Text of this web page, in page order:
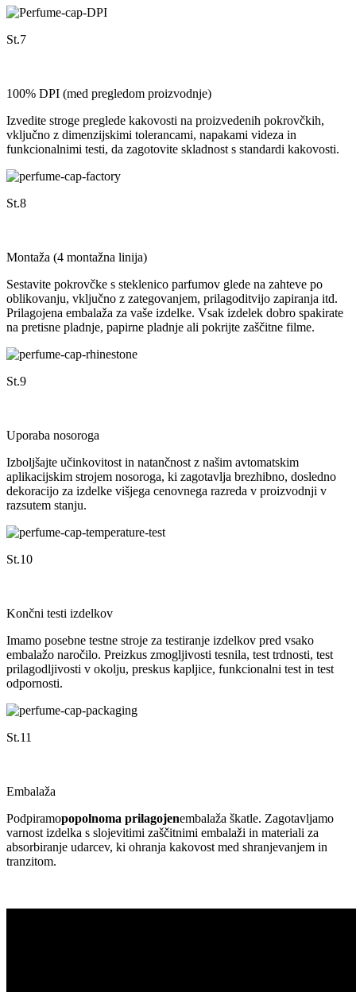
St.7
100% DPI (med pregledom proizvodnje)
Izvedite stroge preglede kakovosti na proizvedenih pokrovčkih,
vključno z dimenzijskimi tolerancami, napakami videza in
funkcionalnimi testi, da zagotovite skladnost s standardi kakovosti.
St.8
Montaža (4 montažna linija)
Sestavite pokrovčke s steklenico parfumov glede na zahteve po
oblikovanju, vključno z zategovanjem, prilagoditvijo zapiranja itd.
Prilagojena embalaža za vaše izdelke. Vsak izdelek dobro spakirate
na pretisne pladnje, papirne pladnje ali pokrijte zaščitne filme.
St.9
Uporaba nosoroga
Izboljšajte učinkovitost in natančnost z našim avtomatskim
aplikacijskim strojem nosoroga, ki zagotavlja brezhibno, dosledno
dekoracijo za izdelke višjega cenovnega razreda v proizvodnji v
razsutem stanju.
St.10
Končni testi izdelkov
Imamo posebne testne stroje za testiranje izdelkov pred vsako
embalažo naročilo. Preizkus zmogljivosti tesnila, test trdnosti, test
prilagodljivosti v okolju, preskus kapljice, funkcionalni test in test
odpornosti.
St.11
Embalaža
Podpiramopopolnoma prilagojenembalaža škatle. Zagotavljamo
varnost izdelka s slojevitimi zaščitnimi embalaži in materiali za
absorbiranje udarcev, ki ohranja kakovost med shranjevanjem in
tranzitom.